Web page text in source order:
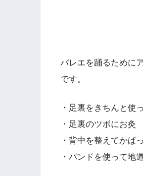
バレエを踊るために
です。
・足裏をきちんと使
・足裏のツボにお灸
・背中を整えてかば
・バンドを使って地